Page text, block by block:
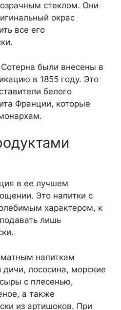
стеклом. Они
окрас
все его
были внесены в
в 1855 году. Это
белого
Франции, которые
в ее лучшем
Это напитки с
характером, к
лишь
напиткам
лососина, морские
с плесенью,
а также
из артишоков. При